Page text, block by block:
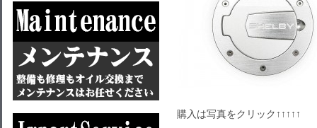
購入は写真をクリック↑↑↑↑↑